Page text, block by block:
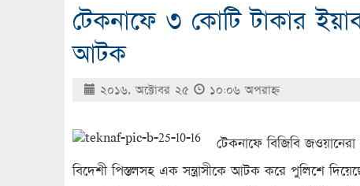
টেকনাফে ৩ কোটি টাকার
আটক
২০১৬, অক্টোবর ২৫ ১০:০৬ অপরাহ্ণ
টেকনাফে বিজিবি
বিদেশী পিস্তলসহ এক সন্ত্রাসীকে আটক করে পুলিশে